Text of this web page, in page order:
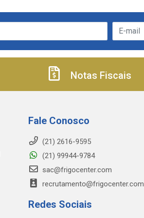
Notas Fiscais
Fale Conosco
(21) 2616-9595
(21) 99944-9784
sac@frigocenter.com
recrutamento@frigocenter.com
Redes Sociais